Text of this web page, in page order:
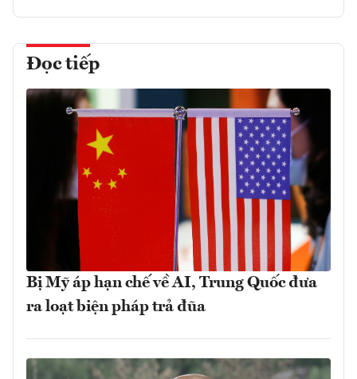
Đọc tiếp
Bị Mỹ áp hạn chế về AI, Trung Quốc đưa
ra loạt biện pháp trả đũa